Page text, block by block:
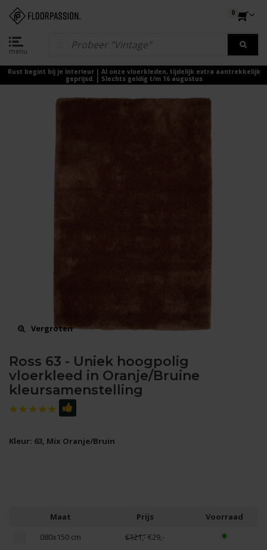
menu
0
Rust begint bij je interieur | Al onze vloerkleden, tijdelijk extra aantrekkelijk
geprijsd. | Slechts geldig t/m 16 augustus
Vergroten
Ross 63 - Uniek hoogpolig
vloerkleed in Oranje/Bruine
kleursamenstelling
Kleur: 63, Mix Oranje/Bruin
Maat Prijs
Voorraad
080x150 cm
€121,-€29,-